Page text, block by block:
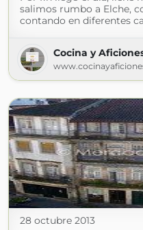
salimos rumbo a Elche,
contando en diferentes
Cocina y
28 octubre 2013